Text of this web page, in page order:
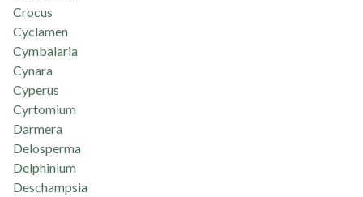
Crocus
Cyclamen
Cymbalaria
Cynara
Cyperus
Cyrtomium
Darmera
Delosperma
Delphinium
Deschampsia